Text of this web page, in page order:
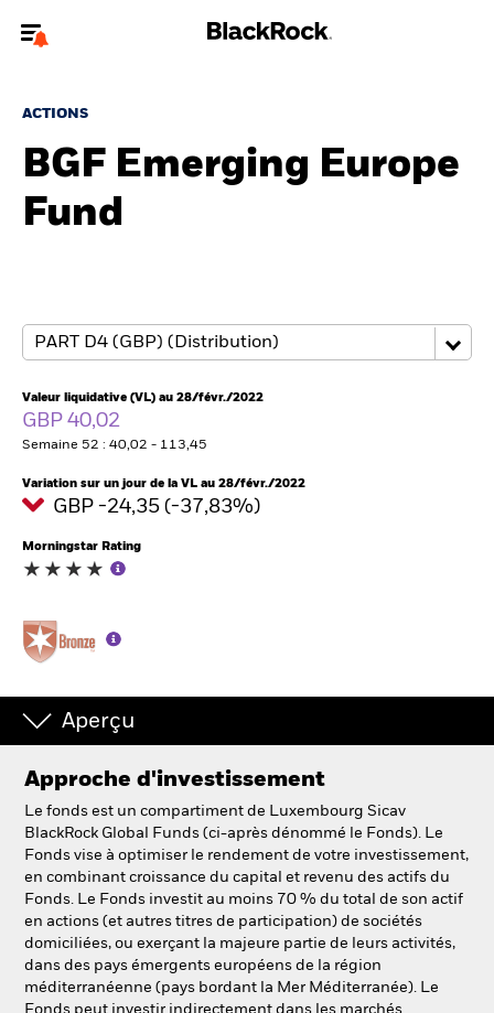
financiers.
jourvotre type d'utilisateur
A propos de BlackRock
Thèmes
ETFs & Fonds indiciels
Documents
Intermédiaires financiers.
België
Change location
BlackRock
Aladdin
Notre société
ACTIONS
BGF Emerging Europe
Fund
Valeur liquidative (VL) au 28/févr./2022
GBP 40,02
Semaine 52 : 40,02 - 113,45
Variation sur un jour de la VL au 28/févr./2022
GBP -24,35 (-37,83%)
Morningstar Rating
Aperçu
Approche d'investissement
Le fonds est un compartiment de Luxembourg Sicav
BlackRock Global Funds (ci-après dénommé le Fonds). Le
Fonds vise à optimiser le rendement de votre investissement,
en combinant croissance du capital et revenu des actifs du
Fonds. Le Fonds investit au moins 70 % du total de son actif
en actions (et autres titres de participation) de sociétés
domiciliées, ou exerçant la majeure partie de leurs activités,
dans des pays émergents européens de la région
méditerranéenne (pays bordant la Mer Méditerranée). Le
Fonds peut investir indirectement dans les marchés